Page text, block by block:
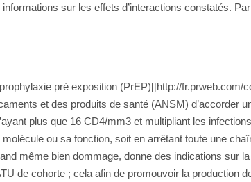
sur les effets d’interactions constatés.
pré exposition (PrEP)[[http://
et des produits de santé (ANSM) d’accorder
plus que 16 CD4/mm3 et multipliant les
ou sa fonction, soit en arrêtant toute une
même bien dommage, donne des indications sur
de cohorte ; cela afin de promouvoir la production